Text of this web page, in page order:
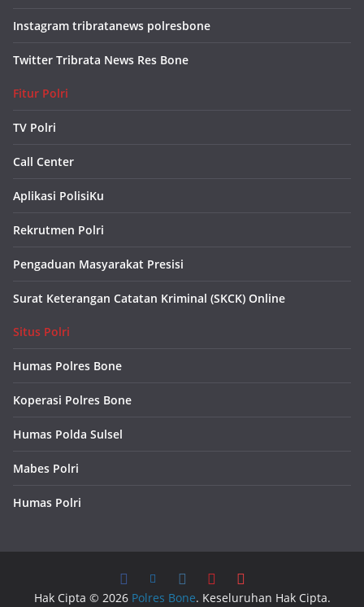
Instagram tribratanews polresbone
Twitter Tribrata News Res Bone
Fitur Polri
TV Polri
Call Center
Aplikasi PolisiKu
Rekrutmen Polri
Pengaduan Masyarakat Presisi
Surat Keterangan Catatan Kriminal (SKCK) Online
Situs Polri
Humas Polres Bone
Koperasi Polres Bone
Humas Polda Sulsel
Mabes Polri
Humas Polri
Hak Cipta © 2026 Polres Bone. Keseluruhan Hak Cipta.